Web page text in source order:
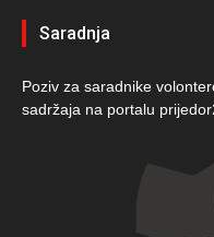
Saradnja
Poziv za saradnike
sadržaja na portalu